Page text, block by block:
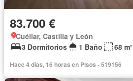
83.700 €
Cuéllar, Castilla y León
3 Dormitorios
1 Baño 68 m²
Hace 4 días, 16 horas en Pisos - 519156